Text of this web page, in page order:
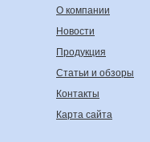
О компании
Новости
Продукция
Статьи и обзоры
Контакты
Карта сайта